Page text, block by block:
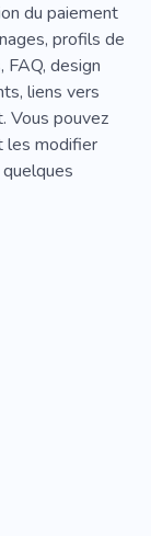
du paiement
profils de
FAQ, design
liens vers
Vous pouvez
les modifier